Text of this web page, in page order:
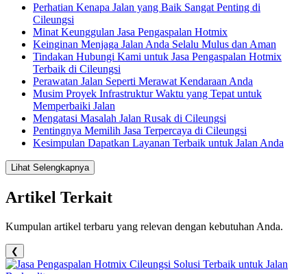
Perhatian Kenapa Jalan yang Baik Sangat Penting di
Cileungsi
Minat Keunggulan Jasa Pengaspalan Hotmix
Keinginan Menjaga Jalan Anda Selalu Mulus dan Aman
Tindakan Hubungi Kami untuk Jasa Pengaspalan Hotmix
Terbaik di Cileungsi
Perawatan Jalan Seperti Merawat Kendaraan Anda
Musim Proyek Infrastruktur Waktu yang Tepat untuk
Memperbaiki Jalan
Mengatasi Masalah Jalan Rusak di Cileungsi
Pentingnya Memilih Jasa Terpercaya di Cileungsi
Kesimpulan Dapatkan Layanan Terbaik untuk Jalan Anda
Lihat Selengkapnya
Artikel Terkait
Kumpulan artikel terbaru yang relevan dengan kebutuhan Anda.
❮